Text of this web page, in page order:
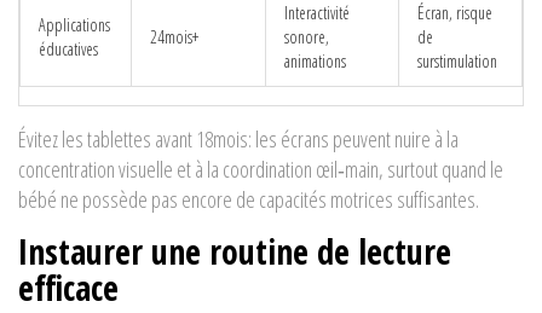
Applications
éducatives
24mois+
Interactivité
sonore,
animations
Écran, risque
de
surstimulation
Évitez les tablettes avant 18mois: les écrans peuvent nuire à la
concentration visuelle et à la coordination œil‑main, surtout quand le
bébé ne possède pas encore de capacités motrices suffisantes.
Instaurer une routine de lecture
efficace